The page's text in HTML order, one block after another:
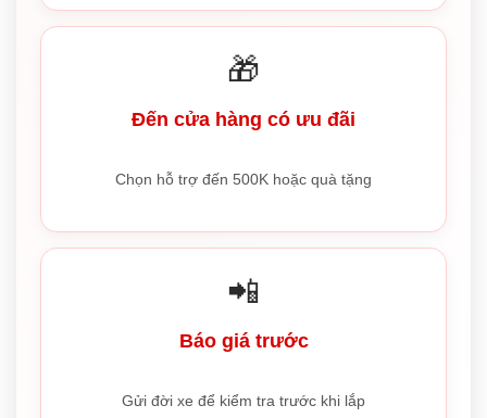
🎁
Đến cửa hàng có ưu đãi
Chọn hỗ trợ đến 500K hoặc quà tặng
📲
Báo giá trước
Gửi đời xe để kiểm tra trước khi lắp